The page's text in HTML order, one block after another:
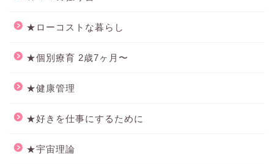
★ローコストな暮らし
★個別療育 2歳7ヶ月〜
★健康管理
★好きを仕事にするために
★宇宙理論